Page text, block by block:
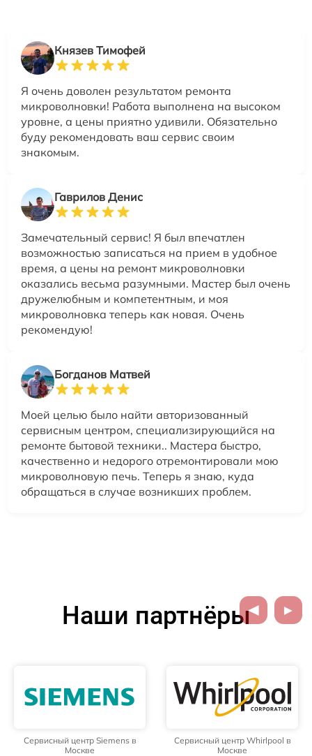
Князев Тимофей
Я очень доволен результатом ремонта
микроволновки! Работа выполнена на высоком
уровне, а цены приятно удивили. Обязательно
буду рекомендовать ваш сервис своим
знакомым.
Гаврилов Денис
Замечательный сервис! Я был впечатлен
возможностью записаться на прием в удобное
время, а цены на ремонт микроволновки
оказались весьма разумными. Мастер был очень
дружелюбным и компетентным, и моя
микроволновка теперь как новая. Очень
рекомендую!
Богданов Матвей
Моей целью было найти авторизованный
сервисным центром, специализирующийся на
ремонте бытовой техники.. Мастера быстро,
качественно и недорого отремонтировали мою
микроволновую печь. Теперь я знаю, куда
обращаться в случае возникших проблем.
Наши партнёры
Сервисный центр Siemens в
Москве
Сервисный центр Whirlpool в
Москве